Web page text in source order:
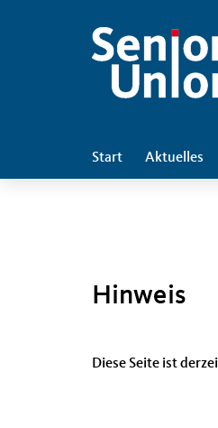
Start Aktuelles
Hinweis
Diese Seite ist